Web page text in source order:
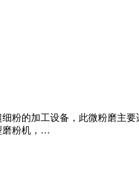
粉的加工设备，此微粉磨主
磨粉机，…